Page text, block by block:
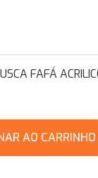
FAFÁ
AO CARRINHO